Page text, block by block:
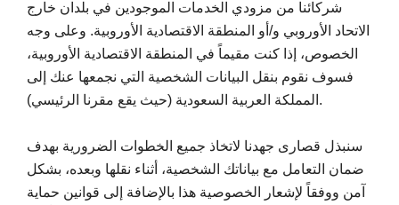
شركائنا من مزودي الخدمات الموجودين في بلدان خارج
الاتحاد الأوروبي و/أو المنطقة الاقتصادية الأوروبية. وعلى وجه
الخصوص، إذا كنت مقيماً في المنطقة الاقتصادية الأوروبية،
فسوف نقوم بنقل البيانات الشخصية التي نجمعها عنك إلى
المملكة العربية السعودية (حيث يقع مقرنا الرئيسي).
سنبذل قصارى جهدنا لاتخاذ جميع الخطوات الضرورية بهدف
ضمان التعامل مع بياناتك الشخصية، أثناء نقلها وبعده، بشكل
آمن ووفقاً لإشعار الخصوصية هذا بالإضافة إلى قوانين حماية